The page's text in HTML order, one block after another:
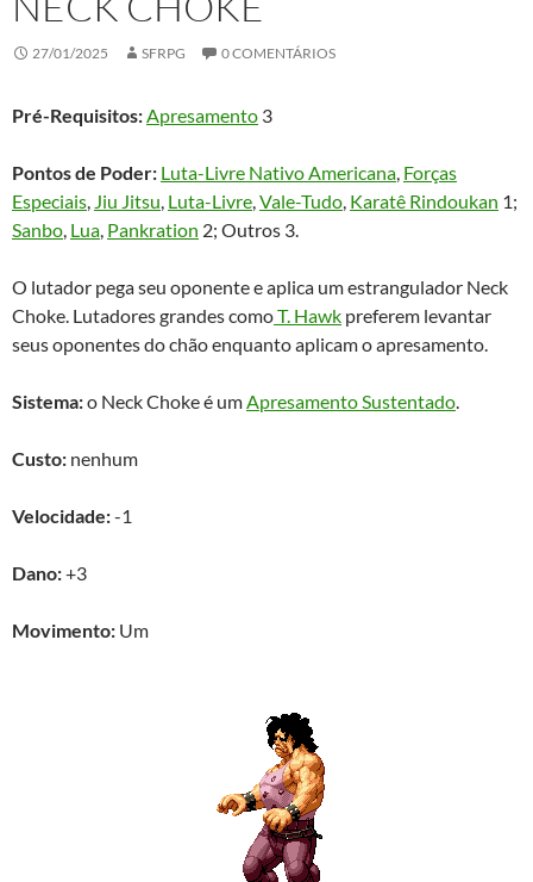
27/01/2025 SFRPG 0 COMENTÁRIOS
Pré-Requisitos:Apresamento 3
Pontos de Poder: Luta-Livre Nativo Americana, Forças
Especiais, Jiu Jitsu, Luta-Livre,Vale-Tudo, Karatê Rindoukan 1;
Sanbo, Lua, Pankration 2; Outros 3.
O lutador pega seu oponente e aplica um estrangulador Neck
Choke. Lutadores grandes comoT. Hawk preferem levantar
seus oponentes do chão enquanto aplicam o apresamento.
Sistema:o Neck Choke é umApresamento Sustentado.
Custo: nenhum
Velocidade:-1
Dano:+3
Movimento: Um